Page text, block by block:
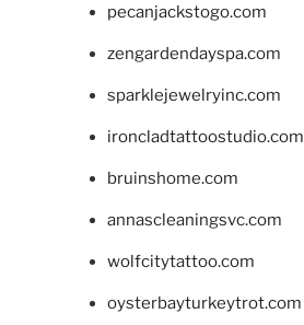
pecanjackstogo.com
zengardendayspa.com
sparklejewelryinc.com
ironcladtattoostudio.com
bruinshome.com
annascleaningsvc.com
wolfcitytattoo.com
oysterbayturkeytrot.com